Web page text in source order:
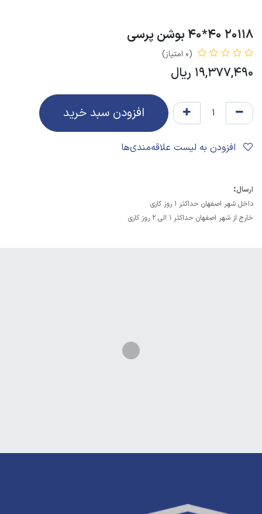
20118 40*40 بوشن پرسی
(0 امتیاز)
19,377,490 ریال
افزودن سبد خرید
ارسال:
داخل شهر اصفهان حداکثر 1 روز کاری
خارج از شهر اصفهان حداکثر 1 الی 2 روز کاری